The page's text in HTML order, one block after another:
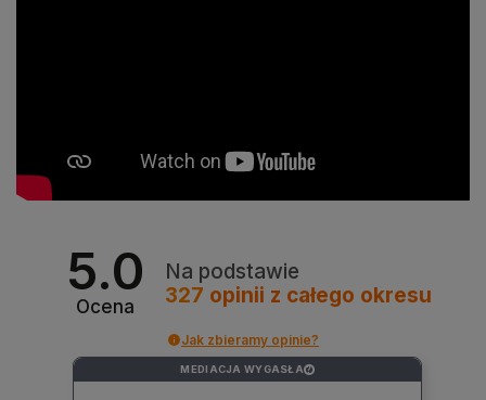
5.0
Ocena
Na podstawie
327 opinii z całego okresu
Jak zbieramy opinie?
MEDIACJA WYGASŁA ?